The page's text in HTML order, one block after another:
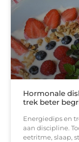
Hormonale
trek beter
Energiedips en
aan discipline.
eetritme, slaap,